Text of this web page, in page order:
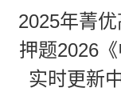
2025年菁
押题2026
实时更新